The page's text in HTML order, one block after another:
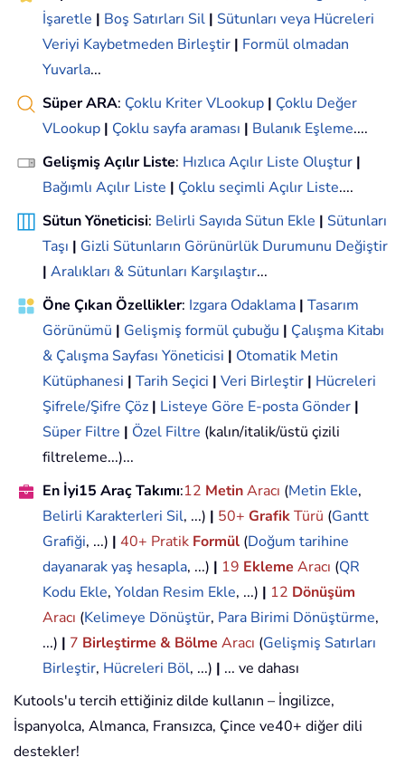
İşaretle | Boş Satırları Sil | Sütunları veya Hücreleri
Veriyi Kaybetmeden Birleştir | Formül olmadan
Yuvarla...
Süper ARA: Çoklu Kriter VLookup | Çoklu Değer
VLookup | Çoklu sayfa araması | Bulanık Eşleme....
Gelişmiş Açılır Liste: Hızlıca Açılır Liste Oluştur |
Bağımlı Açılır Liste | Çoklu seçimli Açılır Liste....
Sütun Yöneticisi: Belirli Sayıda Sütun Ekle | Sütunları
Taşı | Gizli Sütunların Görünürlük Durumunu Değiştir
| Aralıkları & Sütunları Karşılaştır...
Öne Çıkan Özellikler: Izgara Odaklama | Tasarım
Görünümü | Gelişmiş formül çubuğu | Çalışma Kitabı
& Çalışma Sayfası Yöneticisi | Otomatik Metin
Kütüphanesi | Tarih Seçici | Veri Birleştir | Hücreleri
Şifrele/Şifre Çöz | Listeye Göre E-posta Gönder |
Süper Filtre | Özel Filtre (kalın/italik/üstü çizili
filtreleme...)...
En İyi15 Araç Takımı:12 MetinAracı (Metin Ekle,
Belirli Karakterleri Sil, ...) | 50+ GrafikTürü (Gantt
Grafiği, ...) | 40+ Pratik Formül (Doğum tarihine
dayanarak yaş hesapla, ...) | 19 Ekleme Aracı (QR
Kodu Ekle, Yoldan Resim Ekle, ...) | 12 Dönüşüm
Aracı (Kelimeye Dönüştür, Para Birimi Dönüştürme,
...) | 7 Birleştirme & Bölme Aracı (Gelişmiş Satırları
Birleştir, Hücreleri Böl, ...) | ... ve dahası
Kutools'u tercih ettiğiniz dilde kullanın – İngilizce,
İspanyolca, Almanca, Fransızca, Çince ve40+ diğer dili
destekler!